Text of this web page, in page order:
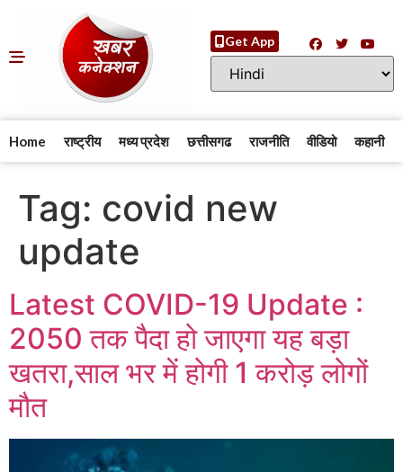
Get App
Home राष्ट्रीय मध्य प्रदेश छत्तीसगढ राजनीति वीडियो कहानी
Tag: covid new
update
Latest COVID-19 Update :
2050 तक पैदा हो जाएगा यह बड़ा
खतरा,साल भर में होगी 1 करोड़ लोगों
मौत